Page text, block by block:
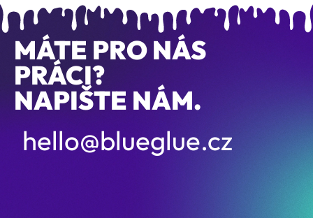
MÁTE PRO NÁS
PRÁCI?
NAPIŠTE NÁM.
hello@blueglue.cz